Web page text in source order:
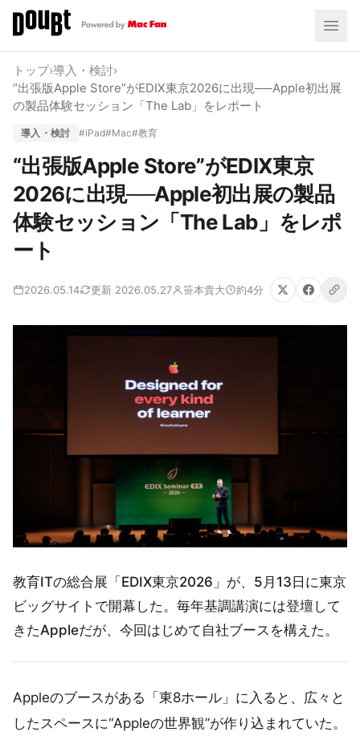
トップ›導入・検討›
“出張版Apple Store”がEDIX東京2026に出現──Apple初出展
の製品体験セッション「The Lab」をレポート
導入・検討 #iPad#Mac#教育
“出張版Apple Store”がEDIX東京
2026に出現──Apple初出展の製品
体験セッション「The Lab」をレポ
ート
2026.05.14 更新 2026.05.27 笹本貴大 約4分
教育ITの総合展「EDIX東京2026」が、5月13日に東京
ビッグサイトで開幕した。毎年基調講演には登壇して
きたAppleだが、今回はじめて自社ブースを構えた。
Appleのブースがある「東8ホール」に入ると、広々と
したスペースに“Appleの世界観”が作り込まれていた。